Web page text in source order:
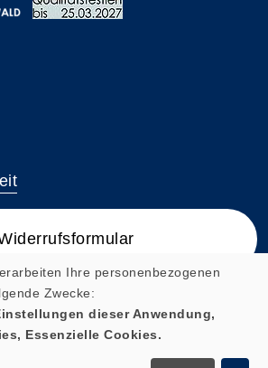
Ihre personenbezogenen
Zwecke:
dieser Anwendung,
Essenzielle Cookies.